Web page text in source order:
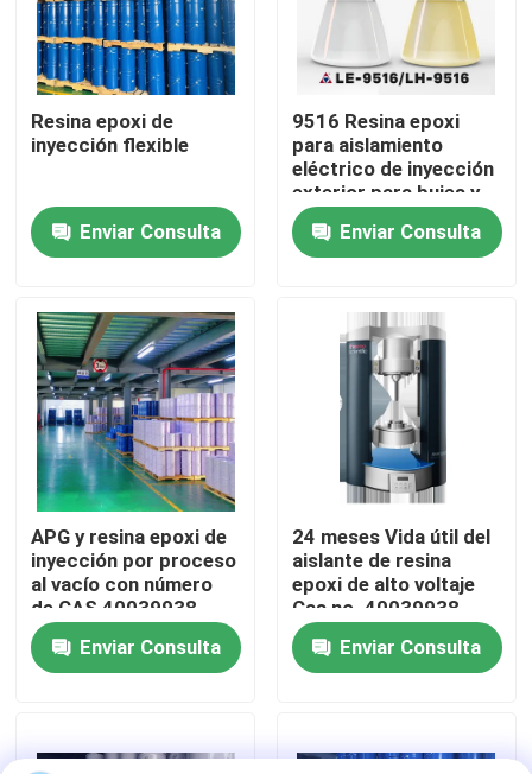
En casa
Productos
Los vídeos
Espectáculo VR
Sobre nosotros
Recorrido por la fábrica
Control de calidad
Contacta con nosotros
Solicitar una cita
Resina epoxi de
inyección flexible
Enviar Consulta
9516 Resina epoxi
para aislamiento
eléctrico de inyección
exterior para bujes y
aisladores eléctricos
Enviar Consulta
APG y resina epoxi de
inyección por proceso
al vacío con número
de CAS 40039938
Enviar Consulta
24 meses Vida útil del
aislante de resina
epoxi de alto voltaje
Cas no. 40039938
Enviar Consulta